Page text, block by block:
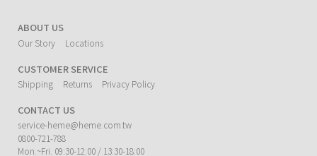
ABOUT US
Our Story Locations
CUSTOMER SERVICE
Shipping Returns Privacy Policy
CONTACT US
service-heme@heme.com.tw
0800-721-788
Mon.~Fri. 09:30-12:00 / 13:30-18:00